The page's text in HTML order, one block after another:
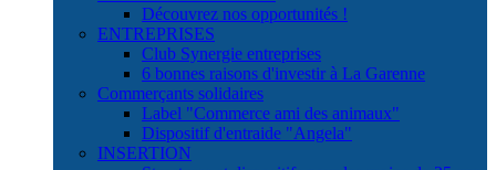
Découvrez nos opportunités !
ENTREPRISES
Club Synergie entreprises
6 bonnes raisons d'investir à La Garenne
Commerçants solidaires
Label "Commerce ami des animaux"
Dispositif d'entraide "Angela"
INSERTION